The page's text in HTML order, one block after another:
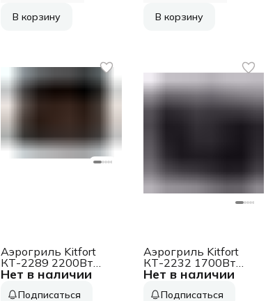
В корзину В корзину
Нет в наличии
Аэрогриль Kitfort
КТ-2289 2200Вт
черный/
Подписаться
Нет в наличии
Аэрогриль Kitfort
КТ-2232 1700Вт
серебристый/
Подписаться